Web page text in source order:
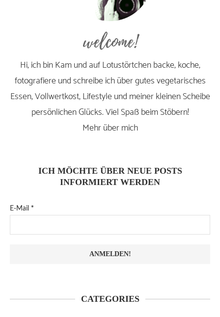
welcome!
Hi, ich bin Kam und auf Lotustörtchen backe, koche,
fotografiere und schreibe ich über gutes vegetarisches
Essen, Vollwertkost, Lifestyle und meiner kleinen Scheibe
persönlichen Glücks. Viel Spaß beim Stöbern!
Mehr über mich
ICH MÖCHTE ÜBER NEUE POSTS
INFORMIERT WERDEN
E-Mail *
CATEGORIES